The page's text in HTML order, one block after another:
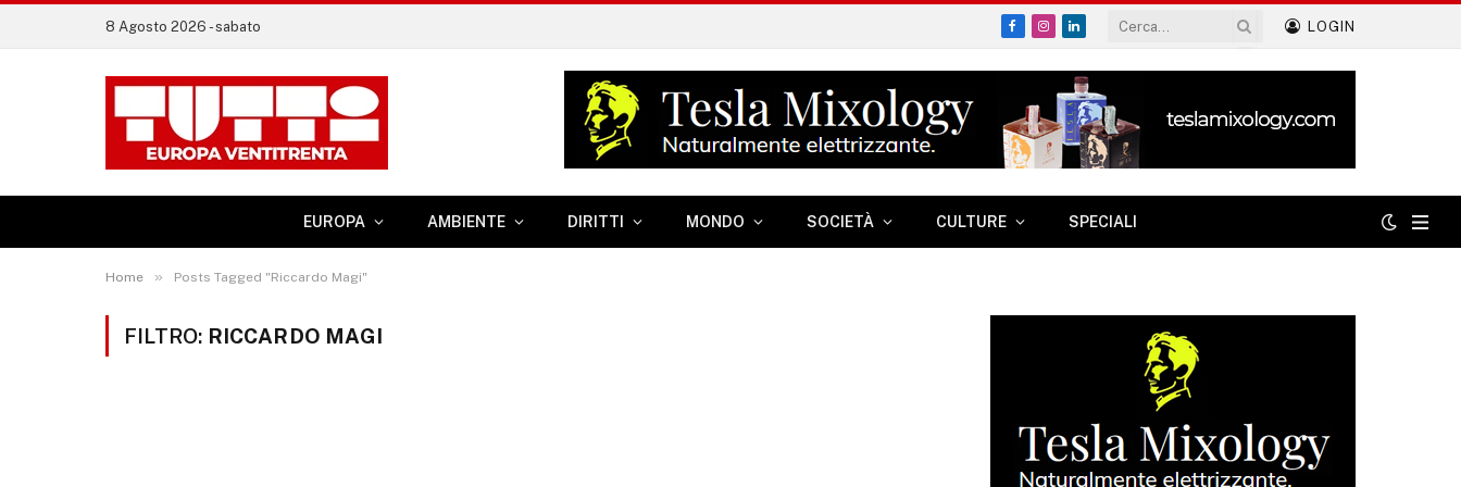
8 Agosto 2026 - sabato
Facebook
Instagram
LinkedIn
LOGIN
EUROPA AMBIENTE DIRITTI MONDO SOCIETÀ CULTURE SPECIALI
Home » Posts Tagged "Riccardo Magi"
FILTRO: RICCARDO MAGI